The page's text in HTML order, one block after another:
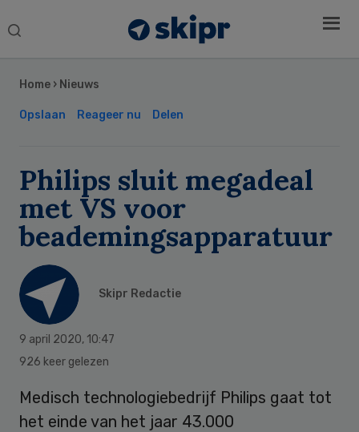
Search
Home › Nieuws
Opslaan Reageer nu Delen
Philips sluit megadeal
met VS voor
beademingsapparatuur
Skipr Redactie
9 april 2020, 10:47
926 keer gelezen
Medisch technologiebedrijf Philips gaat tot
het einde van het jaar 43.000
Sidebar